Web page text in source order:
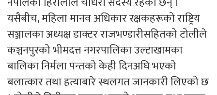
यसैबीच, महिला मानव अधिकार रक्षकहरूको राष्ट्रिय
सञ्जालका अध्यक्ष डाक्टर राजभण्डारीसहितको टोलीले
कञ्चनपुरको भीमदत्त नगरपालिका उल्टाखामका
बालिका निर्मला पन्तको केही दिनअघि भएको
बलात्कार तथा हत्याबारे स्थलगत जानकारी लिएको छ